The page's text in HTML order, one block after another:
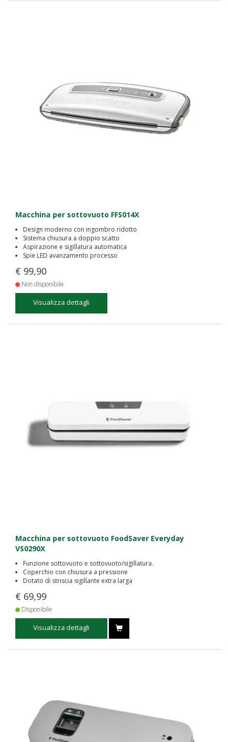
Macchina per sottovuoto FFS014X
Design moderno con ingombro ridotto
Sistema chiusura a doppio scatto
Aspirazione e sigillatura automatica
Spie LED avanzamento processo
€ 99,90
Non disponibile
Visualizza dettagli
Macchina per sottovuoto FoodSaver Everyday
VS0290X
Funzione sottovuoto e sottovuoto/sigillatura.
Coperchio con chiusura a pressione
Dotato di striscia sigillante extra larga
€ 69,99
Disponibile
Visualizza dettagli